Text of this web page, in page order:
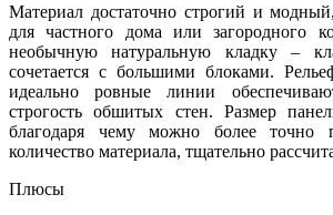
Материал достаточно строгий и
для частного дома или загородного
необычную натуральную кладку –
сочетается с большими блоками.
идеально ровные линии
строгость обшитых стен. Размер
благодаря чему можно более точно
количество материала, тщательно
Плюсы